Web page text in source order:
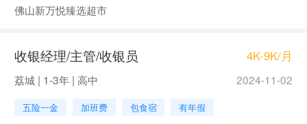
佛山新万悦臻选超市
收银经理/主管/收银员 4K-9K/月
荔城 | 1-3年 | 高中 2024-11-02
五险一金 加班费 包食宿 有年假